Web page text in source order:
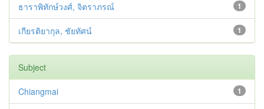
1
ธาราพิทักษ์วงศ์, จิตราภรณ์
1
เกียรติยากุล, ชัยทัศน์
Subject
1
Chiangmai